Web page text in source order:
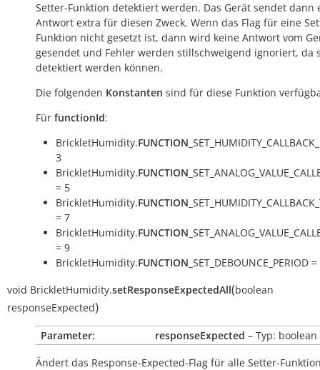
Setter-Funktion detektiert werden. Das Gerät sendet dann
Antwort extra für diesen Zweck. Wenn das Flag für eine
Funktion nicht gesetzt ist, dann wird keine Antwort vom
gesendet und Fehler werden stillschweigend ignoriert, da
detektiert werden können.
Die folgenden Konstanten sind für diese Funktion
Für functionId:
BrickletHumidity.FUNCTION
3
BrickletHumidity.FUNCTION
= 5
BrickletHumidity.FUNCTION
= 7
BrickletHumidity.FUNCTION
= 9
BrickletHumidity.FUNCTION _SET_DEBOUNCE_PERIOD
void BrickletHumidity.setResponseExpectedAll(boolean
responseExpected)
Parameter: responseExpected – Typ: boolean
Ändert das Response-Expected-Flag für alle Setter-